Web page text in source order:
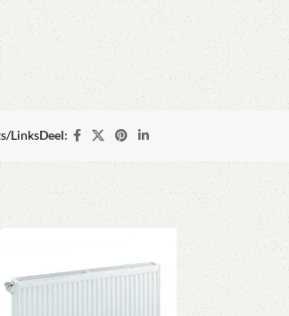
LinksDeel: